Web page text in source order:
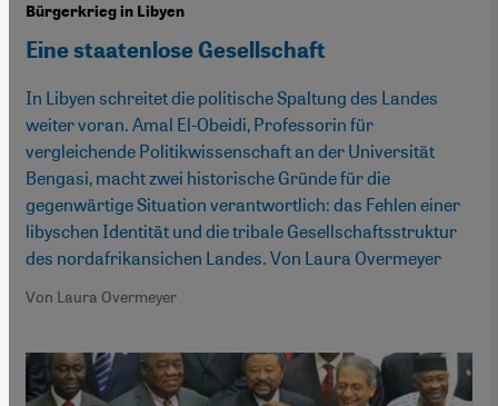
Bürgerkrieg in Libyen
Eine staatenlose Gesellschaft
In Libyen schreitet die politische Spaltung des Landes
weiter voran. Amal El-Obeidi, Professorin für
vergleichende Politikwissenschaft an der Universität
Bengasi, macht zwei historische Gründe für die
gegenwärtige Situation verantwortlich: das Fehlen einer
libyschen Identität und die tribale Gesellschaftsstruktur
des nordafrikansichen Landes. Von Laura Overmeyer
Von Laura Overmeyer